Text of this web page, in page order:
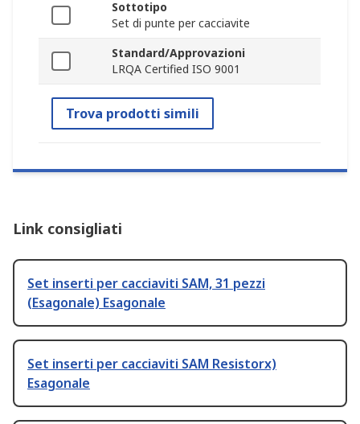
Sottotipo
Set di punte per cacciavite
Standard/Approvazioni
LRQA Certified ISO 9001
Trova prodotti simili
Link consigliati
Set inserti per cacciaviti SAM, 31 pezzi
(Esagonale) Esagonale
Set inserti per cacciaviti SAM Resistorx)
Esagonale